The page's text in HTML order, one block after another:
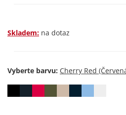
Skladem: na dotaz
Vyberte barvu: